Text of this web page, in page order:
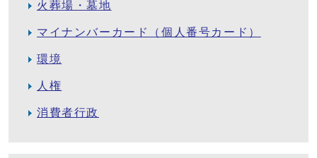
火葬場・墓地
マイナンバーカード（個人番号カード）
環境
人権
消費者行政